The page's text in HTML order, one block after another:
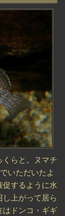
らと。ヌマチ
いただいたよ
するように水
上がって居ら
ドンコ・ギギ